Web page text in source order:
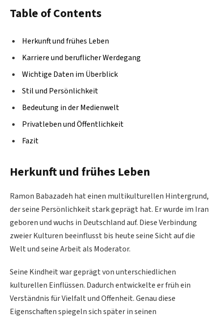
Table of Contents
Herkunft und frühes Leben
Karriere und beruflicher Werdegang
Wichtige Daten im Überblick
Stil und Persönlichkeit
Bedeutung in der Medienwelt
Privatleben und Öffentlichkeit
Fazit
Herkunft und frühes Leben
Ramon Babazadeh hat einen multikulturellen Hintergrund,
der seine Persönlichkeit stark geprägt hat. Er wurde im Iran
geboren und wuchs in Deutschland auf. Diese Verbindung
zweier Kulturen beeinflusst bis heute seine Sicht auf die
Welt und seine Arbeit als Moderator.
Seine Kindheit war geprägt von unterschiedlichen
kulturellen Einflüssen. Dadurch entwickelte er früh ein
Verständnis für Vielfalt und Offenheit. Genau diese
Eigenschaften spiegeln sich später in seinen